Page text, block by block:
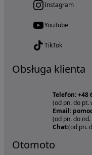
Instagram
YouTube
TikTok
Obsługa klienta
Telefon: +48
(od pn. do pt.
Email:
(od pn. do
Chat:(od pn.
Otomoto